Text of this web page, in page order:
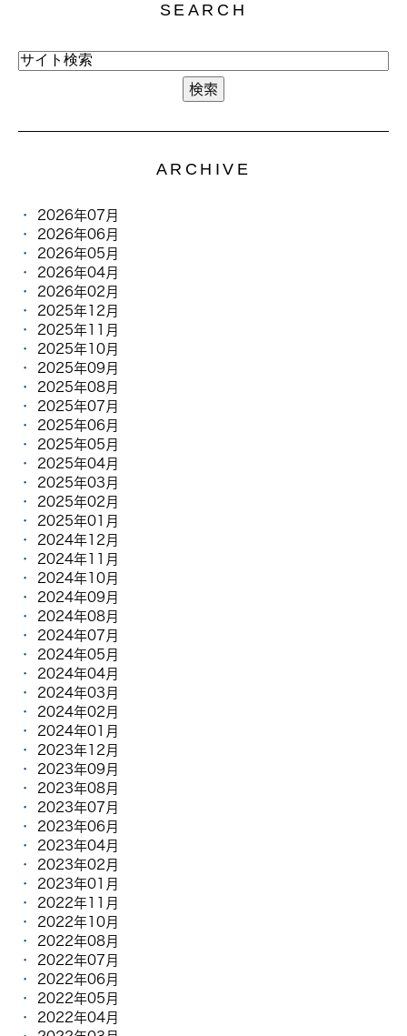
SEARCH
ARCHIVE
2026年07月
2026年06月
2026年05月
2026年04月
2026年02月
2025年12月
2025年11月
2025年10月
2025年09月
2025年08月
2025年07月
2025年06月
2025年05月
2025年04月
2025年03月
2025年02月
2025年01月
2024年12月
2024年11月
2024年10月
2024年09月
2024年08月
2024年07月
2024年05月
2024年04月
2024年03月
2024年02月
2024年01月
2023年12月
2023年09月
2023年08月
2023年07月
2023年06月
2023年04月
2023年02月
2023年01月
2022年11月
2022年10月
2022年08月
2022年07月
2022年06月
2022年05月
2022年04月